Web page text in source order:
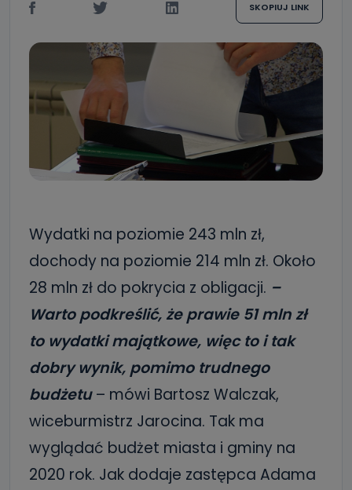
SKOPIUJ LINK
Wydatki na poziomie 243 mln zł,
dochody na poziomie 214 mln zł. Około
28 mln zł do pokrycia z obligacji. –
Warto podkreślić, że prawie 51 mln zł
to wydatki majątkowe, więc to i tak
dobry wynik, pomimo trudnego
budżetu– mówi Bartosz Walczak,
wiceburmistrz Jarocina. Tak ma
wyglądać budżet miasta i gminy na
2020 rok. Jak dodaje zastępca Adama